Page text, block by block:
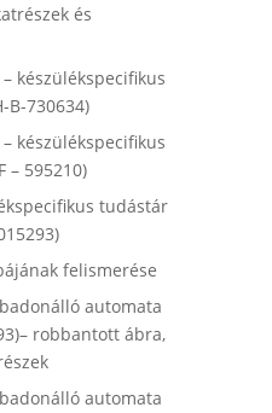
és
készülékspecifikus
B-730634)
készülékspecifikus
– 595210)
tudástár
felismerése
automata
robbantott ábra,
automata